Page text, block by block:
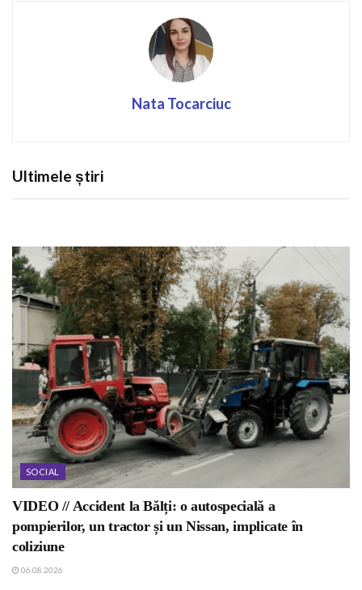
Nata Tocarciuc
Ultimele știri
SOCIAL
VIDEO // Accident la Bălți: o autospecială a
pompierilor, un tractor și un Nissan, implicate în
coliziune
06.08.2026